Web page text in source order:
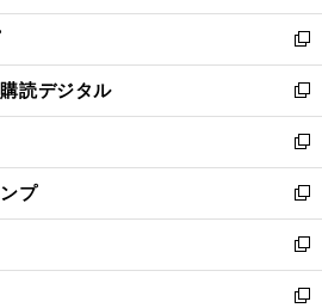
開
く
ウ
で
開
く
ン
ド
ウ
で
開
く
ウ
ィ
ン
ド
ウ
で
開
く
新
し
い
ウ
ィ
ン
ド
ウ
で
開
く
読デジタル
新
し
い
ウ
ィ
ン
ド
ウ
で
新
し
い
ウ
ィ
ン
ド
プ
新
し
い
ウ
ィ
新
し
い
新